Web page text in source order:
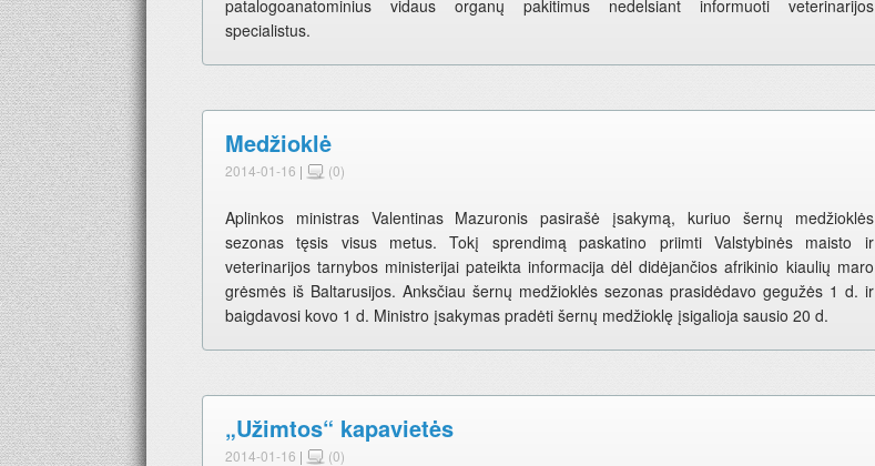
patalogoanatominius vidaus organų pakitimus nedelsiant informuoti veterinarijos
specialistus.
Medžioklė
2014-01-16 | (0)
Aplinkos ministras Valentinas Mazuronis pasirašė įsakymą, kuriuo šernų medžioklės
sezonas tęsis visus metus. Tokį sprendimą paskatino priimti Valstybinės maisto ir
veterinarijos tarnybos ministerijai pateikta informacija dėl didėjančios afrikinio kiaulių maro
grėsmės iš Baltarusijos. Anksčiau šernų medžioklės sezonas prasidėdavo gegužės 1 d. ir
baigdavosi kovo 1 d. Ministro įsakymas pradėti šernų medžioklę įsigalioja sausio 20 d.
„Užimtos“ kapavietės
2014-01-16 | (0)